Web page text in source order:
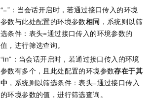
“=”：当会话开启时，若通过接口传入的环境
参数与此处配置的环境参数相同 ，系统则以筛
选条件：表头=通过接口传入的环境参数的
值，进行筛选查询。
“in”：当会话开启时，若通过接口传入的环境
参数有多个，且此处配置的环境参数存在于其
中 ，系统则以筛选条件：表头=通过接口传入
的环境参数的值，进行筛选查询。